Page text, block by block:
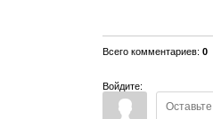
Всего комментариев: 0
Войдите: